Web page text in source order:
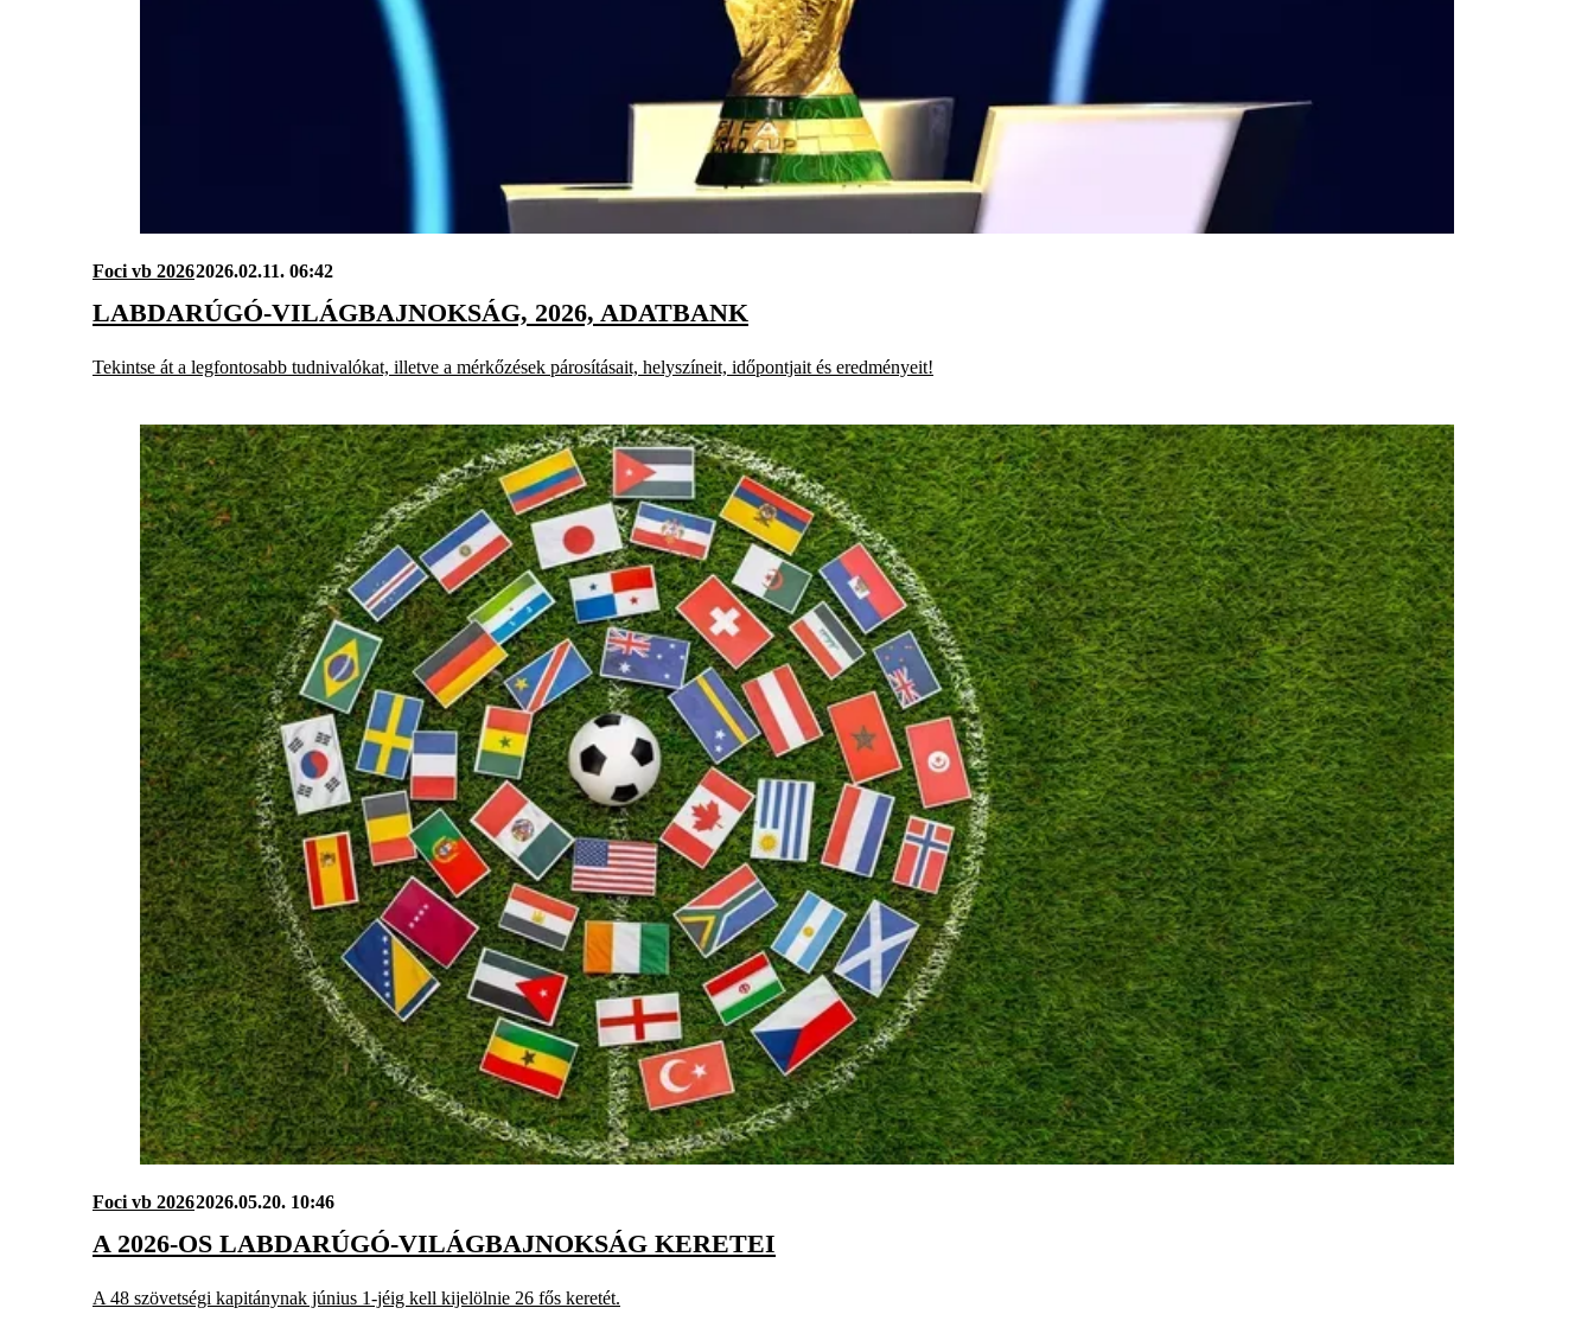
Foci vb 20262026.02.11. 06:42
LABDARÚGÓ-VILÁGBAJNOKSÁG, 2026, ADATBANK
Tekintse át a legfontosabb tudnivalókat, illetve a mérkőzések párosításait, helyszíneit, időpontjait és eredményeit!
Foci vb 20262026.05.20. 10:46
A 2026-OS LABDARÚGÓ-VILÁGBAJNOKSÁG KERETEI
A 48 szövetségi kapitánynak június 1-jéig kell kijelölnie 26 fős keretét.